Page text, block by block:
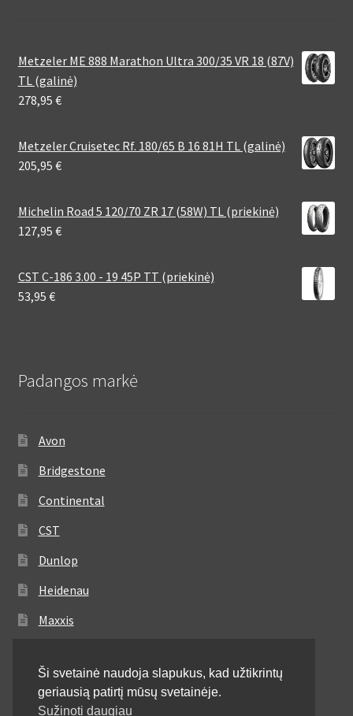
Metzeler ME 888 Marathon Ultra 300/35 VR 18 (87V)
TL (galinė)
278,95 €
Metzeler Cruisetec Rf. 180/65 B 16 81H TL (galinė)
205,95 €
Michelin Road 5 120/70 ZR 17 (58W) TL (priekinė)
127,95 €
CST C-186 3.00 - 19 45P TT (priekinė)
53,95 €
Padangos markė
Avon
Bridgestone
Continental
CST
Dunlop
Heidenau
Maxxis
Michelin
Mitas
Ši svetainė naudoja slapukus, kad užtikrintų
geriausią patirtį mūsų svetainėje.
Sužinoti daugiau